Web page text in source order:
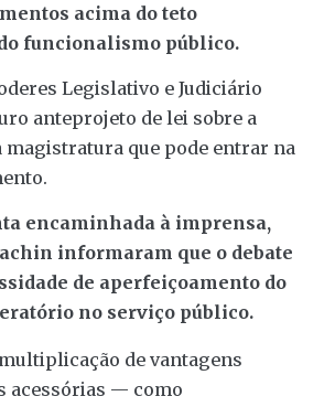
acima do teto
funcionalismo público.
Legislativo e Judiciário
anteprojeto de lei sobre a
magistratura que pode entrar na
encaminhada à imprensa,
informaram que o debate
de aperfeiçoamento do
no serviço público.
de vantagens
acessórias — como